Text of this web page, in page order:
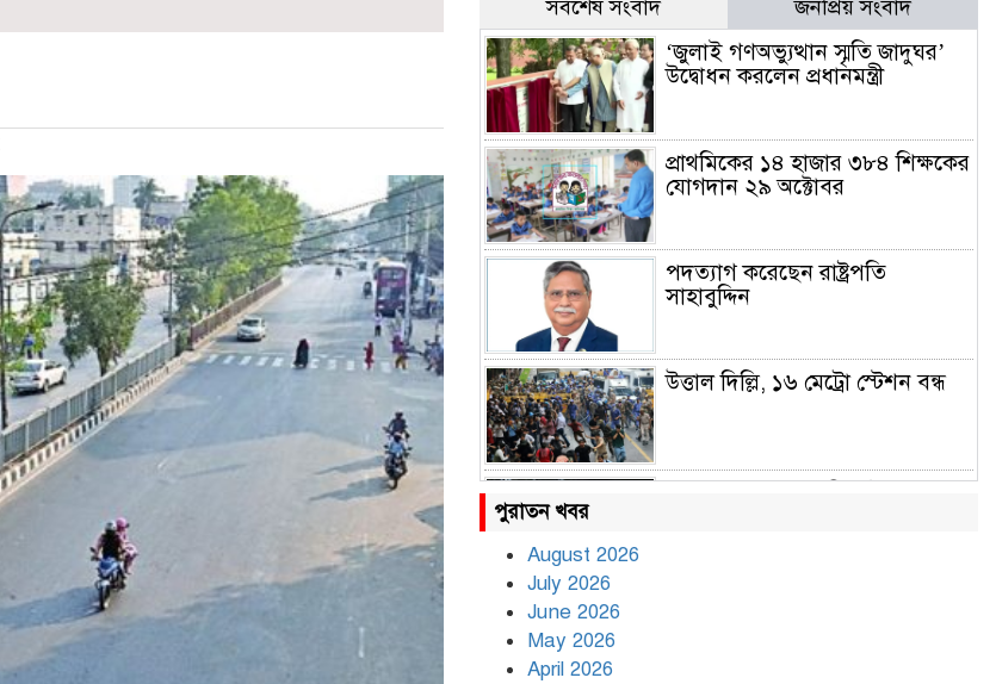
সর্বশেষ সংবাদ জনপ্রিয় সংবাদ
‘জুলাই গণঅভ্যুত্থান স্মৃতি জাদুঘর’
উদ্বোধন করলেন প্রধানমন্ত্রী
প্রাথমিকের ১৪ হাজার ৩৮৪ শিক্ষকের
যোগদান ২৯ অক্টোবর
পদত্যাগ করেছেন রাষ্ট্রপতি
সাহাবুদ্দিন
উত্তাল দিল্লি, ১৬ মেট্রো স্টেশন বন্ধ
পুরাতন খবর
August 2026
July 2026
June 2026
May 2026
April 2026